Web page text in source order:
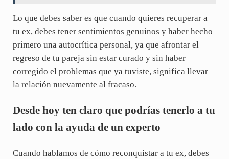
Lo que debes saber es que cuando quieres recuperar a
tu ex, debes tener sentimientos genuinos y haber hecho
primero una autocrítica personal, ya que afrontar el
regreso de tu pareja sin estar curado y sin haber
corregido el problemas que ya tuviste, significa llevar
la relación nuevamente al fracaso.
Desde hoy ten claro que podrías tenerlo a tu
lado con la ayuda de un experto
Cuando hablamos de cómo reconquistar a tu ex, debes